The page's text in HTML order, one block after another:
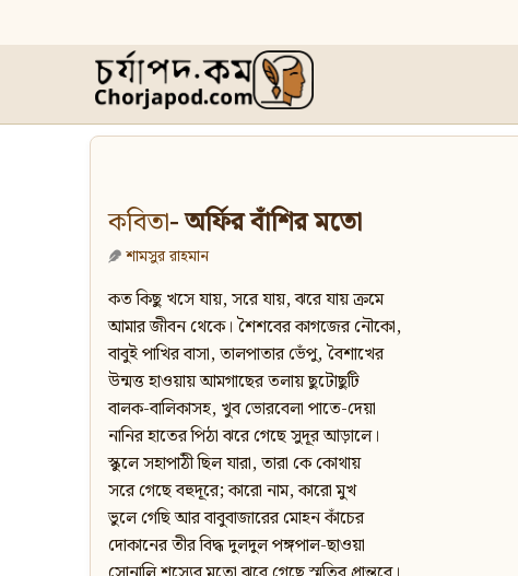
কবিতা- অর্ফির বাঁশির মতো
শামসুর রাহমান
কত কিছু খসে যায়, সরে যায়, ঝরে যায় ক্রমে
আমার জীবন থেকে। শৈশবের কাগজের নৌকো,
বাবুই পাখির বাসা, তালপাতার ভেঁপু, বৈশাখের
উন্মত্ত হাওয়ায় আমগাছের তলায় ছুটোছুটি
বালক-বালিকাসহ, খুব ভোরবেলা পাতে-দেয়া
নানির হাতের পিঠা ঝরে গেছে সুদূর আড়ালে।
স্কুলে সহাপাঠী ছিল যারা, তারা কে কোথায়
সরে গেছে বহুদূরে; কারো নাম, কারো মুখ
ভুলে গেছি আর বাবুবাজারের মোহন কাঁচের
দোকানের তীর বিদ্ধ দুলদুল পঙ্গপাল-ছাওয়া